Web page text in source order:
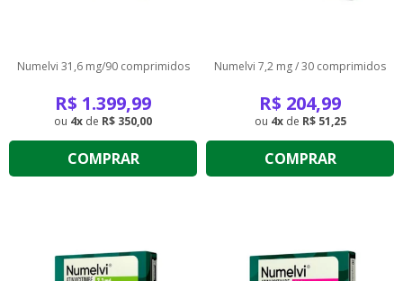
Numelvi 31,6 mg/90 comprimidos
R$ 1.399,99
4 de R$ 350,00
COMPRAR
Numelvi 7,2 mg / 30 comprimidos
R$ 204,99
4 de R$ 51,25
COMPRAR